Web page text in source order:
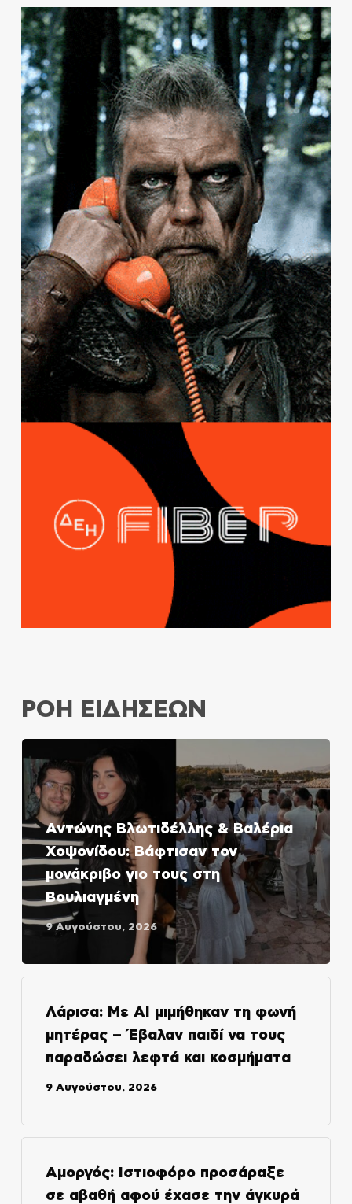
ΡΟΗ ΕΙΔΗΣΕΩΝ
Αντώνης Βλωτιδέλλης & Βαλέρια
Χοψονίδου: Βάφτισαν τον
μονάκριβο γιο τους στη
Βουλιαγμένη
9 Αυγούστου, 2026
Λάρισα: Με AI μιμήθηκαν τη φωνή
μητέρας – Έβαλαν παιδί να τους
παραδώσει λεφτά και κοσμήματα
9 Αυγούστου, 2026
Αμοργός: Ιστιοφόρο προσάραξε
σε αβαθή αφού έχασε την άγκυρά